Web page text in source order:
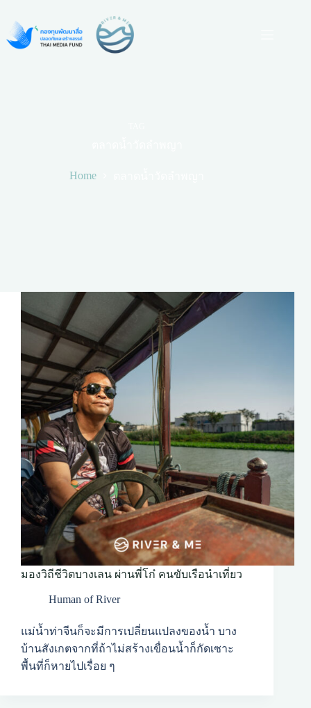
content
Home
มองวิถีชีวิตบางเลน ผ่านพี่โก๋ คนขับเรือนำเที่ยว
Human of River
แม่น้ำท่าจีนก็จะมีการเปลี่ยนแปลงของน้ำ บาง
บ้านสังเกตจากที่ถ้าไม่สร้างเขื่อนน้ำก็กัดเซาะ
พื้นที่ก็หายไปเรื่อย ๆ